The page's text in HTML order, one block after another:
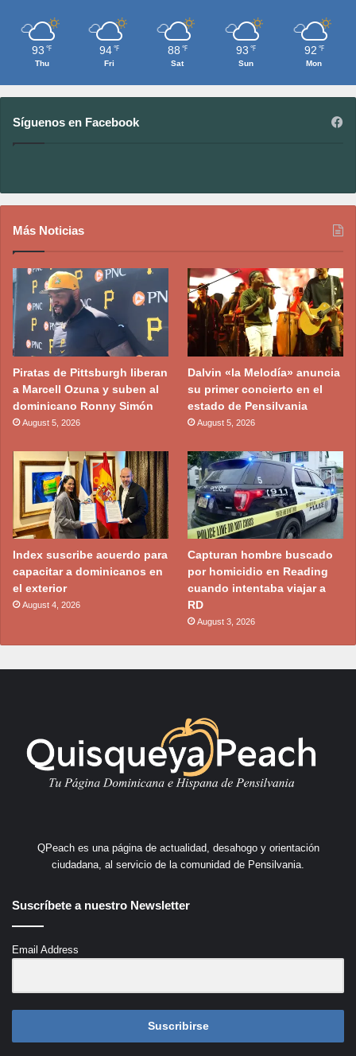
93 ℉
Thu
94 ℉
Fri
88 ℉
Sat
93 ℉
Sun
92 ℉
Mon
Síguenos en Facebook
Más Noticias
Piratas de Pittsburgh liberan
a Marcell Ozuna y suben al
dominicano Ronny Simón
August 5, 2026
Dalvin «la Melodía» anuncia
su primer concierto en el
estado de Pensilvania
August 5, 2026
Index suscribe acuerdo para
capacitar a dominicanos en
el exterior
August 4, 2026
Capturan hombre buscado
por homicidio en Reading
cuando intentaba viajar a
RD
August 3, 2026
QPeach es una página de actualidad, desahogo y orientación
ciudadana, al servicio de la comunidad de Pensilvania.
Suscríbete a nuestro Newsletter
Email Address
Suscribirse